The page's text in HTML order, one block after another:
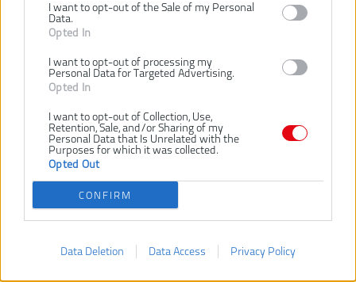
I want to opt-out of the Sale of my Personal
Data.
Opted In
I want to opt-out of processing my
Personal Data for Targeted Advertising.
Opted In
I want to opt-out of Collection, Use,
Retention, Sale, and/or Sharing of my
Personal Data that Is Unrelated with the
Purposes for which it was collected.
Opted Out
CONFIRM
Data Deletion Data Access Privacy Policy
1200W PRÍKLEPOVÁ
VŔTAČKA
112,00 €
PRÍKLEPOVÁ VŔTAČKA
56,00 €